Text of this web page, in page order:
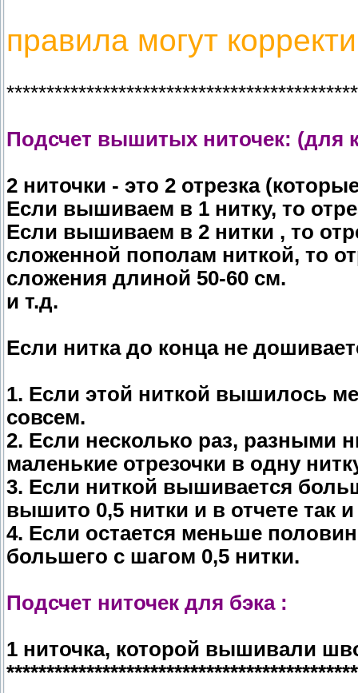
правила могут
Подсчет вышитых ниточек: (для
2 ниточки - это 2 отрезка
Если вышиваем в 1 нитку, то
Если вышиваем в 2 нитки , то
сложенной пополам ниткой, то
сложения длиной 50-60 см.
и т.д.
Если нитка до конца не
1. Если этой ниткой вышилось
совсем.
2. Если несколько раз, разными
маленькие отрезочки в одну
3. Если ниткой вышивается
вышито 0,5 нитки и в отчете так
4. Если остается меньше
большего с шагом 0,5 нитки.
Подсчет ниточек для бэка :
1 ниточка, которой вышивали